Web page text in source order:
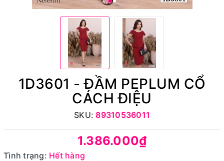
1D3601 - ĐẦM PEPLUM CỔ
CÁCH ĐIỆU
SKU:89310536011
1.386.000₫
Tình trạng: Hết hàng